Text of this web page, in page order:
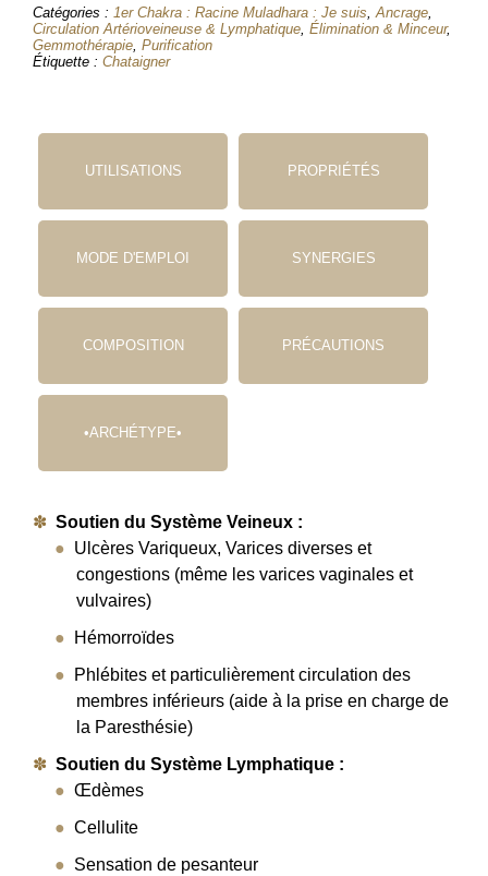
Miellée
&
Concentrée
Catégories : 1er Chakra : Racine Muladhara : Je suis,Ancrage,
Circulation Artérioveineuse & Lymphatique, Élimination & Minceur,
Gemmothérapie, Purification
Étiquette : Chataigner
UTILISATIONS PROPRIÉTÉS
MODE D'EMPLOI SYNERGIES
COMPOSITION PRÉCAUTIONS
•ARCHÉTYPE•
Soutien du Système Veineux :
Ulcères Variqueux, Varices diverses et
congestions (même les varices vaginales et
vulvaires)
Hémorroïdes
Phlébites et particulièrement circulation des
membres inférieurs (aide à la prise en charge de
la Paresthésie)
Soutien du Système Lymphatique :
Œdèmes
Cellulite
Sensation de pesanteur